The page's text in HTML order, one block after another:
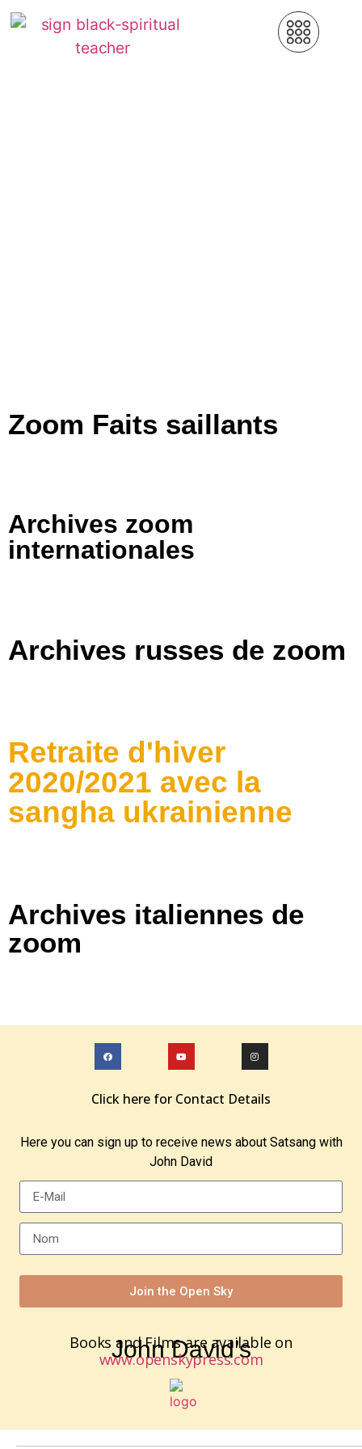
Zoom Faits saillants
Archives zoom
internationales
Archives russes de zoom
Retraite d'hiver
2020/2021 avec la
sangha ukrainienne
Archives italiennes de
zoom
Click here for Contact Details
Here you can sign up to receive news about Satsang with
John David
Join the Open Sky
John David’s
Books and Films are available on
www.openskypress.com